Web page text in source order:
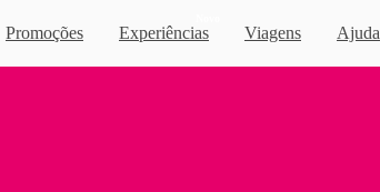
Promoções Experiências Viagens Ajuda